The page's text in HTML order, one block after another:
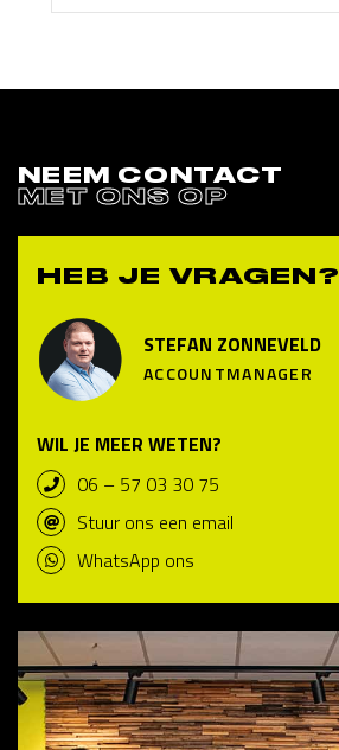
NEEM CONTACT
MET ONS OP
HEB JE VRAGEN?
STEFAN ZONNEVELD
ACCOUNTMANAGER
WIL JE MEER WETEN?
06 – 57 03 30 75
Stuur ons een email
WhatsApp ons